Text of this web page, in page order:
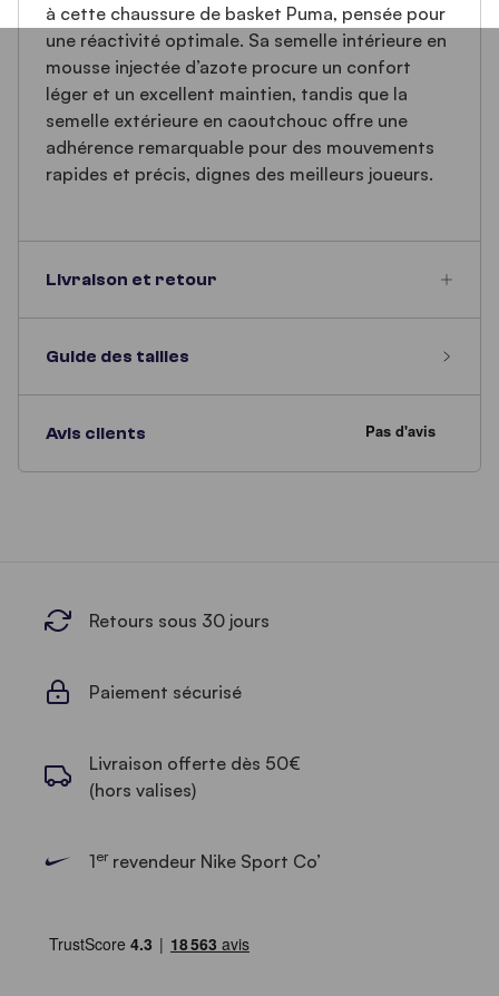
à cette chaussure de basket Puma, pensée pour
une réactivité optimale. Sa semelle intérieure en
mousse injectée d’azote procure un confort
léger et un excellent maintien, tandis que la
semelle extérieure en caoutchouc offre une
adhérence remarquable pour des mouvements
rapides et précis, dignes des meilleurs joueurs.
Livraison et retour
Guide des tailles
Avis clients
Retours sous 30 jours
Paiement sécurisé
Livraison offerte dès 50€
(hors valises)
1errevendeur Nike Sport Co’